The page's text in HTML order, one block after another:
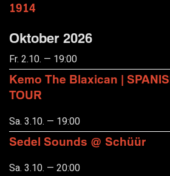
1914
Oktober 2026
Fr. 2.10. — 19:00
Kemo The Blaxican |
TOUR
Sa. 3.10. — 19:00
Sedel Sounds @ Schüür
Sa. 3.10. — 20:00